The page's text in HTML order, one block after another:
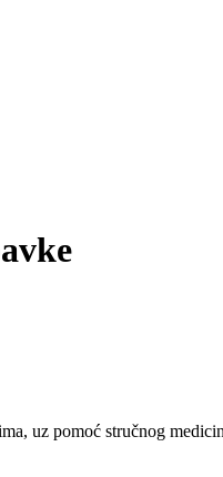
uz pomoć stručnog